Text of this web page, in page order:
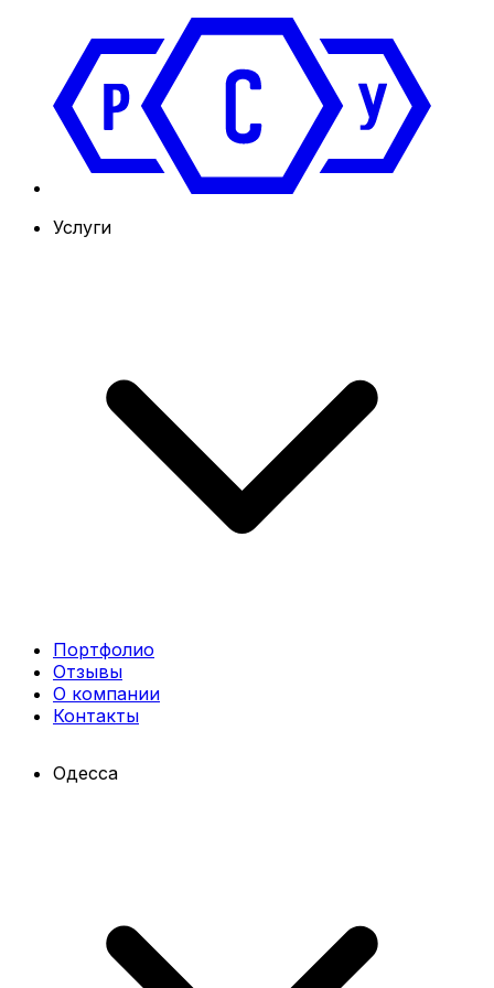
Услуги
Портфолио
Отзывы
О компании
Контакты
Одесса